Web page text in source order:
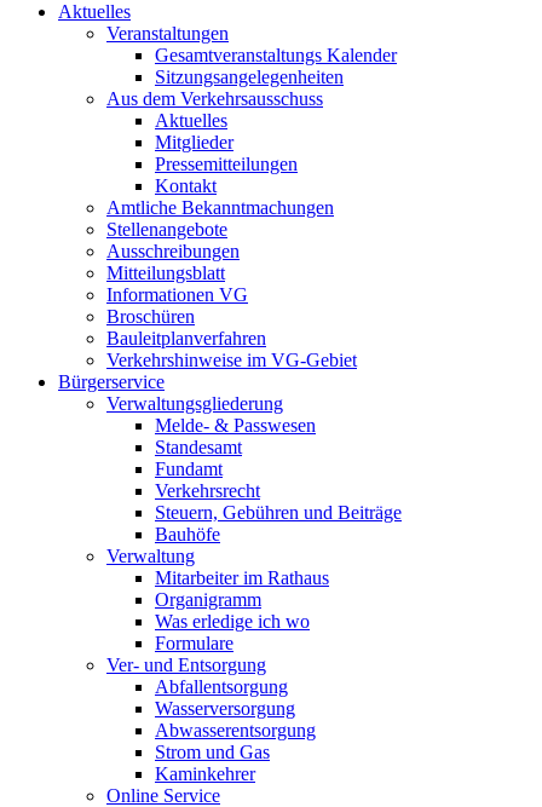
Aktuelles
Veranstaltungen
Gesamtveranstaltungs Kalender
Sitzungsangelegenheiten
Aus dem Verkehrsausschuss
Aktuelles
Mitglieder
Pressemitteilungen
Kontakt
Amtliche Bekanntmachungen
Stellenangebote
Ausschreibungen
Mitteilungsblatt
Informationen VG
Broschüren
Bauleitplanverfahren
Verkehrshinweise im VG-Gebiet
Bürgerservice
Verwaltungsgliederung
Melde- & Passwesen
Standesamt
Fundamt
Verkehrsrecht
Steuern, Gebühren und Beiträge
Bauhöfe
Verwaltung
Mitarbeiter im Rathaus
Organigramm
Was erledige ich wo
Formulare
Ver- und Entsorgung
Abfallentsorgung
Wasserversorgung
Abwasserentsorgung
Strom und Gas
Kaminkehrer
Online Service